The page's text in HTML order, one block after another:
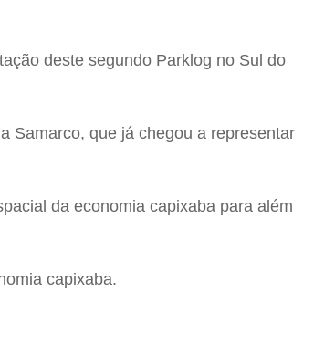
deste segundo Parklog no Sul do
Samarco, que já chegou a representar
da economia capixaba para além
capixaba.